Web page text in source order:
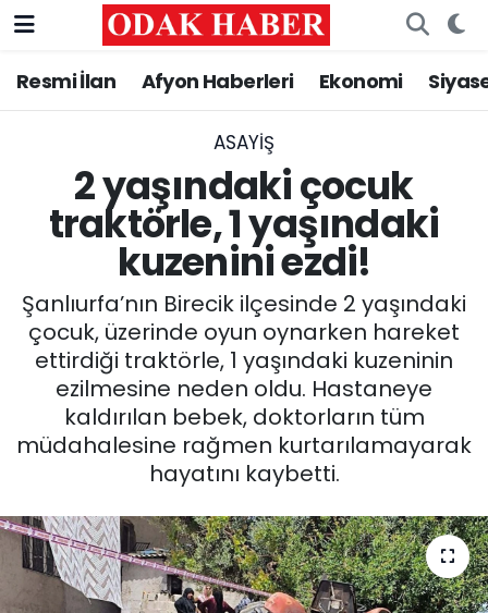
Resmi İlan Afyon Haberleri Ekonomi
ASAYİŞ
2 yaşındaki çocuk
traktörle, 1 yaşındaki
kuzenini ezdi!
Şanlıurfa’nın Birecik ilçesinde 2 yaşındaki
çocuk, üzerinde oyun oynarken hareket
ettirdiği traktörle, 1 yaşındaki kuzeninin
ezilmesine neden oldu. Hastaneye
kaldırılan bebek, doktorların tüm
müdahalesine rağmen kurtarılamayarak
hayatını kaybetti.
AFYONKARAHİSAR HABERLERİ
ASAYİŞ
GÜNCEL
SİYASET
EĞİTİM
MAGAZİN
SPOR
11:11 MANŞET
Nöbetçi Eczaneler
Trafik Durumu
Süper Lig Puan Durumu ve Fikstür
Tüm Manşetler
Son Dakika Haberleri
Haber Arşivi